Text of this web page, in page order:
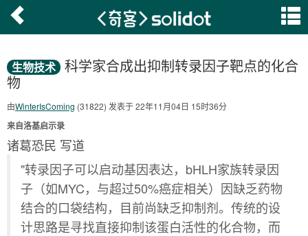
生物技术 科学家合成出抑制转录因子靶点的化合
物
由WinterIsComing (31822) 发表于 22年11月04日 15时36分
来自洛基启示录
诸葛恐民 写道
"转录因子可以启动基因表达，bHLH家族转录因
子（如MYC，与超过50%癌症相关）因缺乏药物
结合的口袋结构，目前尚缺乏抑制剂。传统的设
计思路是寻找直接抑制该蛋白活性的化合物，而